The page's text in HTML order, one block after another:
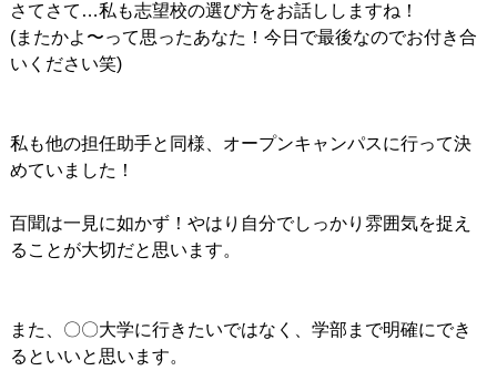
さてさて…私も志望校の選び方をお話ししますね！
(またかよ〜って思ったあなた！今日で最後なのでお付き合
いください笑)
私も他の担任助手と同様、オープンキャンパスに行って決
めていました！
百聞は一見に如かず！やはり自分でしっかり雰囲気を捉え
ることが大切だと思います。
また、〇〇大学に行きたいではなく、学部まで明確にでき
るといいと思います。